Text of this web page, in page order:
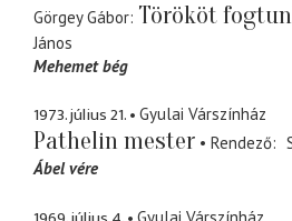
Görgey Gábor Törököt
János
Mehemet bég
1973. július 21. Gyulai Várszínház
Pathelin mester Rendező
Ábel vére